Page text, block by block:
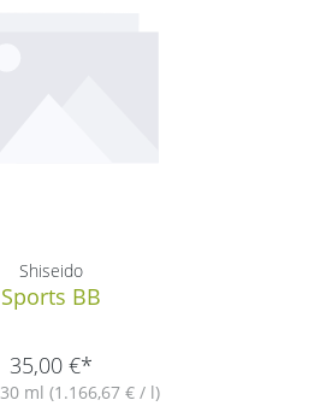
Shiseido
Sports BB
35,00 €*
30 ml (1.166,67 € / l)